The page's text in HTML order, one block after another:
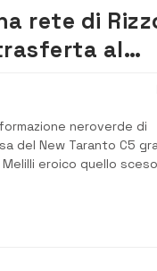
rete di
al
neroverde di
del New Taranto C5
eroico quello
privo degli
Un partita tattic...